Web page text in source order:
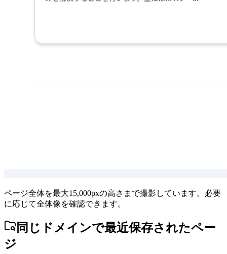
ページ全体を最大15,000pxの高さまで撮影しています。必要
に応じて全体像を確認できます。
同じドメインで最近保存されたペー
ジ